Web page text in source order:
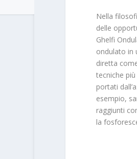
Nella
delle
Ghelfi
ondulato in
diretta
tecniche
portati
esempio,
raggiunti
la